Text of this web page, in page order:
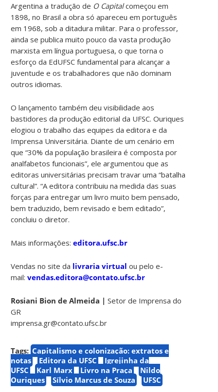
Argentina a tradução de O Capitalcomeçou em
1898, no Brasil a obra só apareceu em português
em 1968, sob a ditadura militar. Para o professor,
ainda se publica muito pouco da vasta produção
marxista em língua portuguesa, o que torna o
esforço da EdUFSC fundamental para alcançar a
juventude e os trabalhadores que não dominam
outros idiomas.
O lançamento também deu visibilidade aos
bastidores da produção editorial da UFSC. Ouriques
elogiou o trabalho das equipes da editora e da
Imprensa Universitária. Diante de um cenário em
que “30% da população brasileira é composta por
analfabetos funcionais”, ele argumentou que as
editoras universitárias precisam travar uma “batalha
cultural”. “A editora contribuiu na medida das suas
forças para entregar um livro muito bem pensado,
bem traduzido, bem revisado e bem editado”,
concluiu o diretor.
Mais informações:editora.ufsc.br
Vendas no site da livraria virtual ou pelo e-
mail:vendas.editora@contato.ufsc.br
Rosiani Bion de Almeida |Setor de Imprensa do
GR
imprensa.gr@contato.ufsc.br
Tags: Capitalismo e colonização: extratos e
notas
Editora da UFSC
Igrejinha da
UFSC
Karl Marx Livro na Praça
Nildo
Ouriques
Sílvio Marcus de Souza UFSC